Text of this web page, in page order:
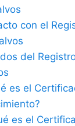
con el
del
es el
es el